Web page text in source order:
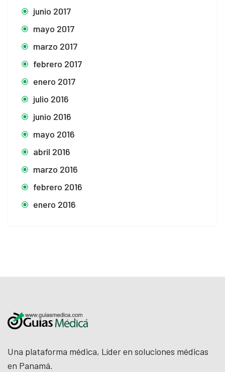
junio 2017
mayo 2017
marzo 2017
febrero 2017
enero 2017
julio 2016
junio 2016
mayo 2016
abril 2016
marzo 2016
febrero 2016
enero 2016
Una plataforma médica, Líder en soluciones médicas
en Panamá.